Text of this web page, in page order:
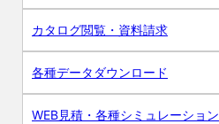
カタログ閲覧・資料請求
各種データダウンロード
WEB見積・各種シミュレーション